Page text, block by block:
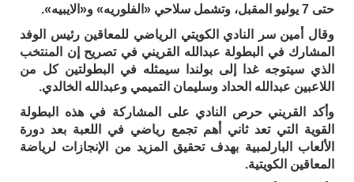
حتى 7 يوليو المقبل، وتشمل سلاحي «الفلوريه» و«الايبيه».
وقال أمين سر النادي الكويتي الرياضي للمعاقين رئيس الوفد
المشارك في البطولة عبدالله القريني في تصريح إن المنتخب
الذي سيتوجه غدا إلى بولندا سيمثله في البطولتين كل من
اللاعبين عبدالله الحداد وسليمان التميمي وعبدالله الخالدي.
وأكد القريني حرص النادي على المشاركة في هذه البطولة
القوية التي تعد ثاني أهم تجمع رياضي في اللعبة بعد دورة
الألعاب البارلمبية بهدف تحقيق المزيد من الإنجازات لرياضة
المعاقين الكويتية.